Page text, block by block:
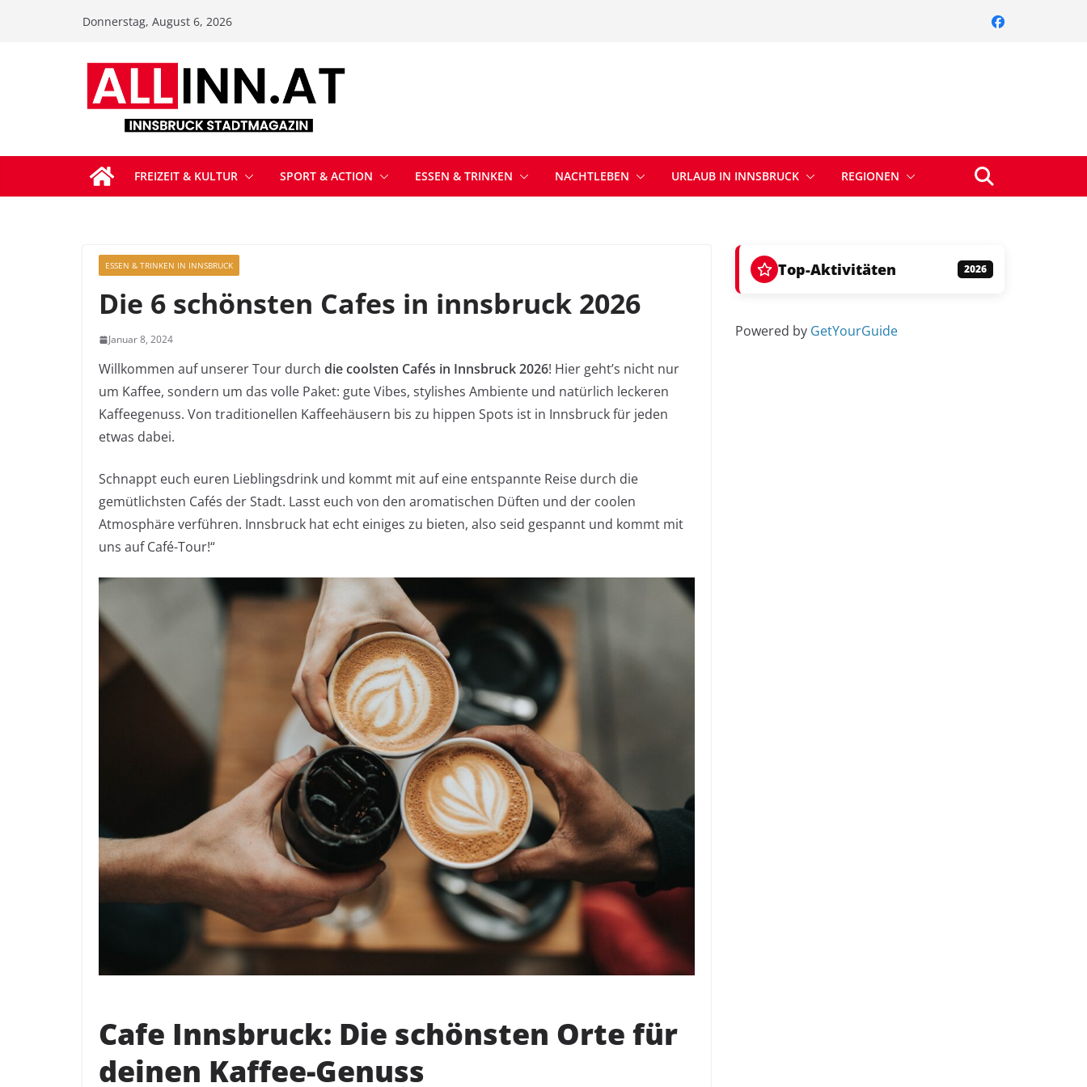
Donnerstag, August 6, 2026
FREIZEIT & KULTUR SPORT & ACTION ESSEN & TRINKEN NACHTLEBEN URLAUB IN INNSBRUCK REGIONEN
ESSEN & TRINKEN IN INNSBRUCK
Die 6 schönsten Cafes in innsbruck 2026
Januar 8, 2024
Willkommen auf unserer Tour durch die coolsten Cafés in Innsbruck 2026! Hier geht’s nicht nur
um Kaffee, sondern um das volle Paket: gute Vibes, stylishes Ambiente und natürlich leckeren
Kaffeegenuss. Von traditionellen Kaffeehäusern bis zu hippen Spots ist in Innsbruck für jeden
etwas dabei.
Schnappt euch euren Lieblingsdrink und kommt mit auf eine entspannte Reise durch die
gemütlichsten Cafés der Stadt. Lasst euch von den aromatischen Düften und der coolen
Atmosphäre verführen. Innsbruck hat echt einiges zu bieten, also seid gespannt und kommt mit
uns auf Café-Tour!“
Cafe Innsbruck: Die schönsten Orte für
deinen Kaffee-Genuss
Top-Aktivitäten 2026
Powered by GetYourGuide